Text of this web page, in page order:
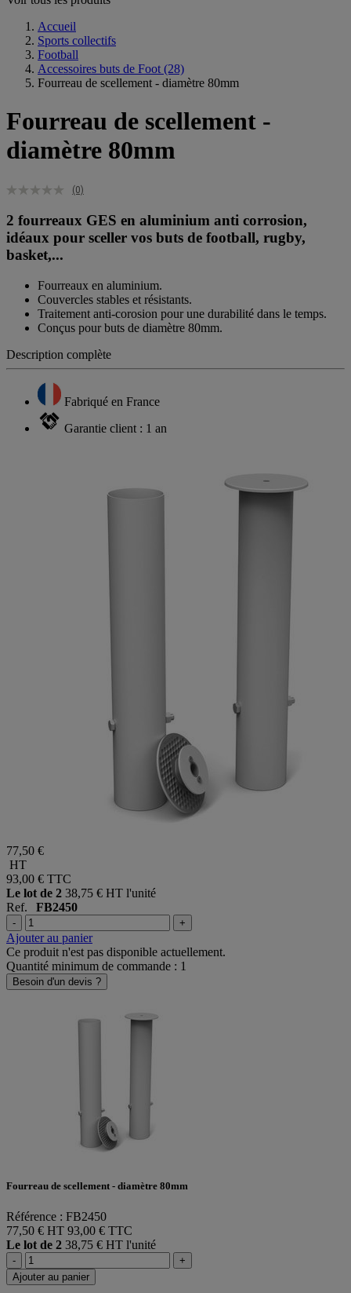
Accueil
Sports collectifs
Football
Accessoires buts de Foot (28)
Fourreau de scellement - diamètre 80mm
Fourreau de scellement -
diamètre 80mm
(0)
2 fourreaux GES en aluminium anti corrosion,
idéaux pour sceller vos buts de football, rugby,
basket,...
Fourreaux en aluminium.
Couvercles stables et résistants.
Traitement anti-corosion pour une durabilité dans le temps.
Conçus pour buts de diamètre 80mm.
Description complète
Fabriqué en France
Garantie client : 1 an
77,50 €
HT
93,00 € TTC
Le lot de 2 38,75 € HT l'unité
Ref. FB2450
- +
Ajouter au panier
Ce produit n'est pas disponible actuellement.
Quantité minimum de commande : 1
Besoin d'un devis ?
Fourreau de scellement - diamètre 80mm
Référence : FB2450
77,50 € HT 93,00 € TTC
Le lot de 2 38,75 € HT l'unité
-
+
Ajouter au panier